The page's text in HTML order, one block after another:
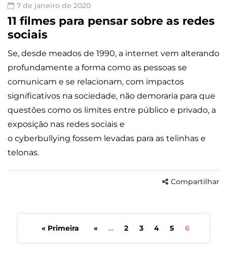
7 de janeiro de 2020
11 filmes para pensar sobre as redes
sociais
Se, desde meados de 1990, a internet vem alterando
profundamente a forma como as pessoas se
comunicam e se relacionam, com impactos
significativos na sociedade, não demoraria para que
questões como os limites entre público e privado, a
exposição nas redes sociais e
o cyberbullying fossem levadas para as telinhas e
telonas.
Compartilhar
« Primeira « ... 2 3 4 5 6